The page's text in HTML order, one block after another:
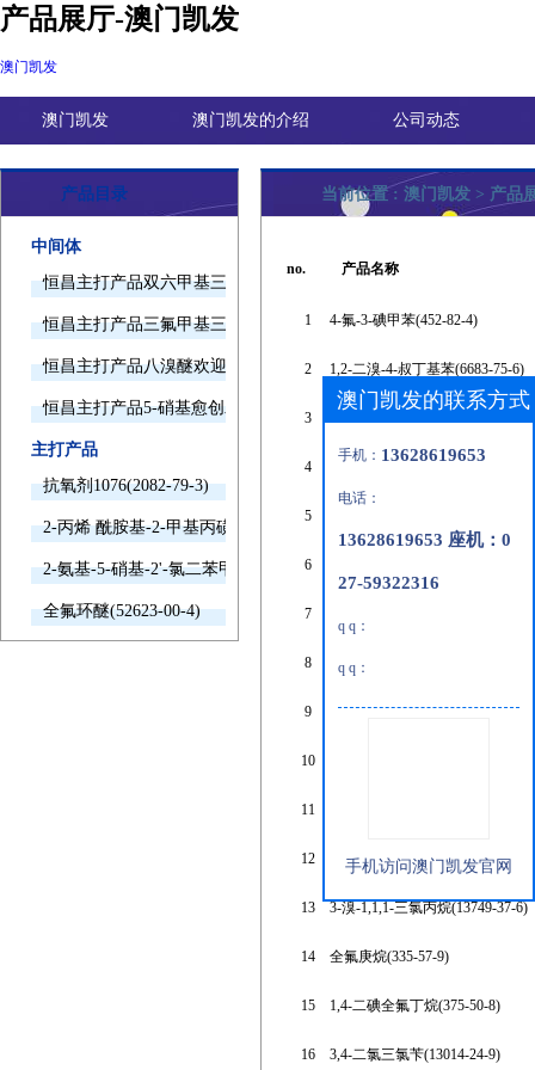
产品展厅-澳门凯发
澳门凯发
澳门凯发 澳门凯发的介绍 公司动态
产品目录
中间体
恒昌主打产品双六甲基三胺欢迎询价
恒昌主打产品三氟甲基三甲基硅烷欢迎询价
恒昌主打产品八溴醚欢迎询价
恒昌主打产品5-硝基愈创木酚钠欢迎询价
主打产品
抗氧剂1076(2082-79-3)
2-丙烯 酰胺基-2-甲基丙磺酸(15214-89-8)
2-氨基-5-硝基-2'-氯二苯甲酮(2011-66-7)
全氟环醚(52623-00-4)
当前位置 : 澳门凯发 > 产品
no. 产品名称
1 4-氟-3-碘甲苯(452-82-4)
2 1,2-二溴-4-叔丁基苯(6683-75-6)
3
4 1-氯-2-甲基丁烷(616-13-7)
5
6
7
8 顺-1-溴-1-丙烯,98%,铜作稳定剂
9 3-氯-2-氟碘苯(72373-82-1)
10
11
12 1-氯-4-碘丁烷(10297-05-9)
13 3-溴-1,1,1-三氯丙烷(13749-37-6)
14 全氟庚烷(335-57-9)
15 1,4-二碘全氟丁烷(375-50-8)
16 3,4-二氯三氯苄(13014-24-9)
澳门凯发的联系方式
手机： 13628619653
电话：
13628619653 座机：0
27-59322316
q q：
q q：
手机访问澳门凯发官网